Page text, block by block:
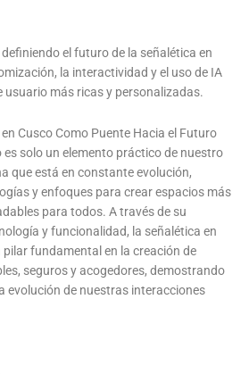
el futuro de la señalética en
la interactividad y el uso de IA
usuario más ricas y personalizadas.
Cusco Como Puente Hacia el Futuro
es solo un elemento práctico de nuestro
que está en constante evolución,
y enfoques para crear espacios más
para todos. A través de su
y funcionalidad, la señalética en
fundamental en la creación de
seguros y acogedores, demostrando
evolución de nuestras interacciones